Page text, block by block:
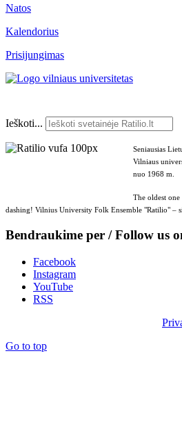
Natos
Kalendorius
Prisijungimas
Ieškoti...
Seniausias
Vilniaus
nuo 1968 m.
The oldest
dashing! Vilnius University Folk Ensemble "Ratilio" –
Bendraukime per / Follow us
Facebook
Instagram
YouTube
RSS
Go to top